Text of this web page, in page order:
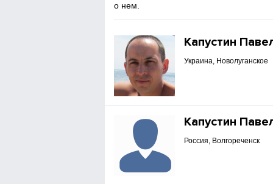
о нем.
Капустин
Украина, Новолуганское
Капустин
Россия, Волгореченск